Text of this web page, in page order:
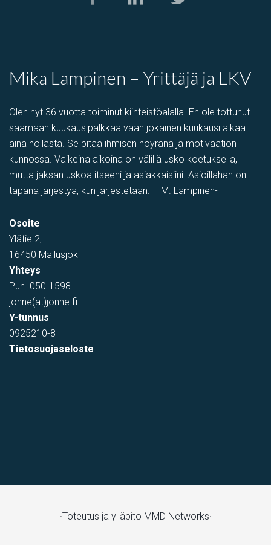
Mika Lampinen – Yrittäjä ja LKV
Olen nyt 36 vuotta toiminut kiinteistöalalla. En ole tottunut
saamaan kuukausipalkkaa vaan jokainen kuukausi alkaa
aina nollasta. Se pitää ihmisen nöyränä ja motivaation
kunnossa. Vaikeina aikoina on välillä usko koetuksella,
mutta jaksan uskoa itseeni ja asiakkaisiini. Asioillahan on
tapana järjestyä, kun järjestetään. – M. Lampinen-
Osoite
Ylätie 2,
16450 Mallusjoki
Yhteys
Puh. 050-1598
jonne(at)jonne.fi
Y-tunnus
0925210-8
Tietosuojaseloste
·Toteutus ja ylläpito MMD Networks·